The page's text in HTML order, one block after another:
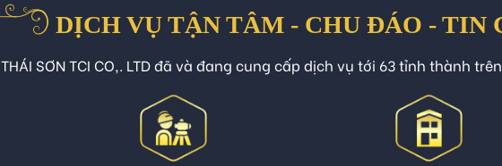
DỊCH VỤ TẬN TÂM - CHU ĐÁO - TIN
THÁI SƠN TCI CO,. LTD đã và đang cung cấp dịch vụ tới 63 tỉnh thành